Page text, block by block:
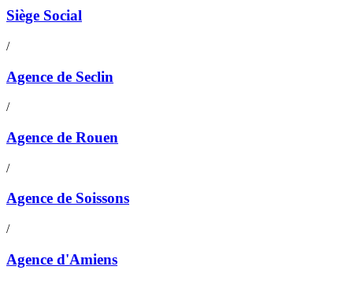
Siège Social
/
Agence de Seclin
/
Agence de Rouen
/
Agence de Soissons
/
Agence d'Amiens